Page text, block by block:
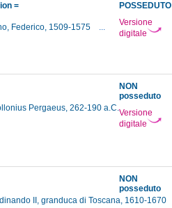
POSSEDUTO
Versione
digitale
=
Federico, 1509-1575
...
NON
posseduto
Versione
digitale
Pergaeus, 262-190 a.C.
NON
posseduto
II, granduca di Toscana, 1610-1670